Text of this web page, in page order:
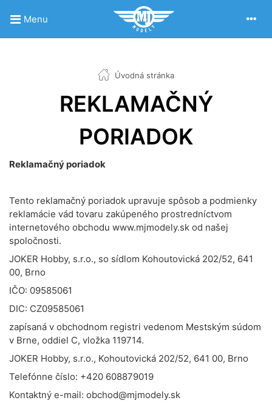
Menu
Úvodná stránka
REKLAMAČNÝ
PORIADOK
Reklamačný poriadok
Tento reklamačný poriadok upravuje spôsob a podmienky
reklamácie vád tovaru zakúpeného prostredníctvom
internetového obchodu www.mjmodely.sk od našej
spoločnosti.
JOKER Hobby, s.r.o., so sídlom Kohoutovická 202/52, 641
00, Brno
IČO: 09585061
DIC: CZ09585061
zapísaná v obchodnom registri vedenom Mestským súdom
v Brne, oddiel C, vložka 119714.
JOKER Hobby, s.r.o., Kohoutovická 202/52, 641 00, Brno
Telefónne číslo: +420 608879019
Kontaktný e-mail: obchod@mjmodely.sk